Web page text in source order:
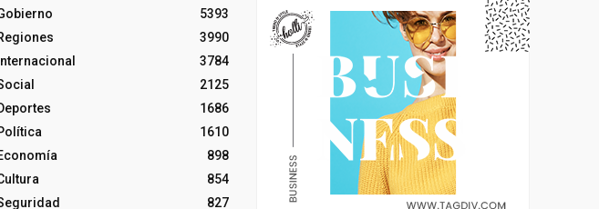
5393
3990
3784
2125
1686
1610
898
854
827